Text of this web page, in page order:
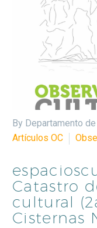
By Departamento
Artículos OC
Catastro
cultural
Cisternas